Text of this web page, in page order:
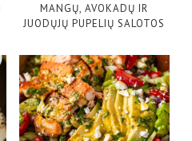
MANGŲ, AVOKADŲ IR
JUODŲJŲ PUPELIŲ SALOTOS